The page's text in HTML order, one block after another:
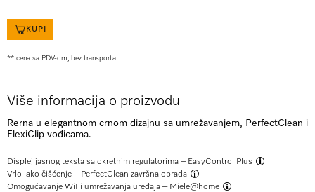
KUPI
** cena sa PDV-om, bez transporta
Više informacija o proizvodu
Rerna u elegantnom crnom dizajnu sa umrežavanjem, PerfectClean i
FlexiClip vođicama.
Displej jasnog teksta sa okretnim regulatorima – EasyControl Plus
Vrlo lako čišćenje – PerfectClean završna obrada
Omogućavanje WiFi umrežavanja uređaja – Miele@home